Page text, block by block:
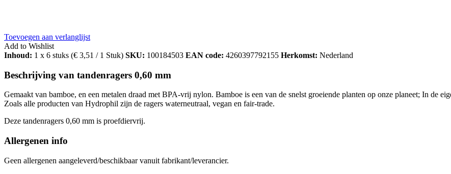
Toevoegen aan verlanglijst
Add to Wishlist
Inhoud: 1 x 6 stuks (€ 3,51 / 1 Stuk) SKU: 100184503 EAN code: 4260397792155 Herkomst: Nederland
Beschrijving van tandenragers 0,60 mm
Gemaakt van bamboe, en een metalen draad met BPA-vrij nylon. Bamboe is een van de snelst groeiende planten op onze planeet; In de
Zoals alle producten van Hydrophil zijn de ragers waterneutraal, vegan en fair-trade.
Deze tandenragers 0,60 mm is proefdiervrij.
Allergenen info
Geen allergenen aangeleverd/beschikbaar vanuit fabrikant/leverancier.